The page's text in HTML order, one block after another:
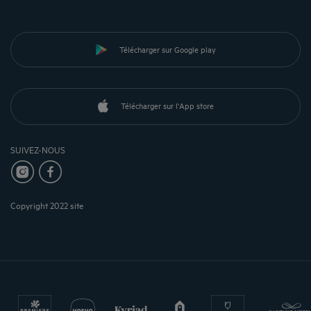
Télécharger sur Google play
Télécharger sur l'App store
SUIVEZ-NOUS
Copyright 2022 site